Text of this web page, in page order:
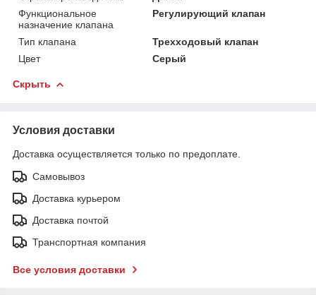
Функциональное
назначение клапана
Регулирующий клапан
Тип клапана
Трехходовый клапан
Цвет
Серый
Скрыть
Условия доставки
Доставка осуществляется только по предоплате.
Самовывоз
Доставка курьером
Доставка почтой
Транспортная компания
Все условия доставки